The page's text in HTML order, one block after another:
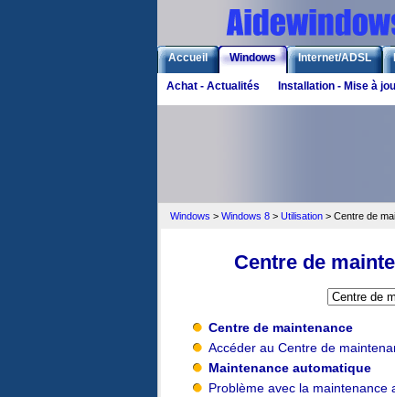
Accueil Windows Internet/ADSL
Achat - Actualités Installation - Mise à
Windows > Windows 8 > Utilisation > Centre de
Centre de
Centre de maintenance
Accéder au Centre de
Maintenance automatique
Problème avec la maintenance